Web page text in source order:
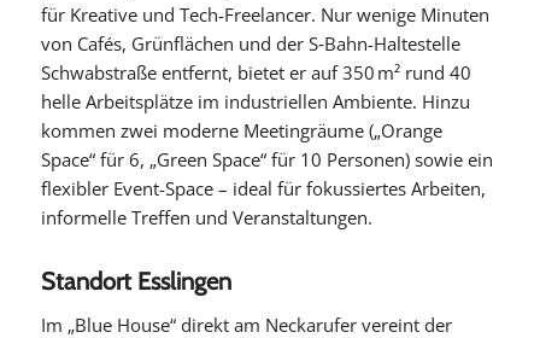
für Kreative und Tech-Freelancer. Nur wenige Minuten
von Cafés, Grünflächen und der S‑Bahn-Haltestelle
Schwabstraße entfernt, bietet er auf 350 m² rund 40
helle Arbeitsplätze im industriellen Ambiente. Hinzu
kommen zwei moderne Meetingräume („Orange
Space“ für 6, „Green Space“ für 10 Personen) sowie ein
flexibler Event-Space – ideal für fokussiertes Arbeiten,
informelle Treffen und Veranstaltungen.
Standort Esslingen
Im „Blue House“ direkt am Neckarufer vereint der